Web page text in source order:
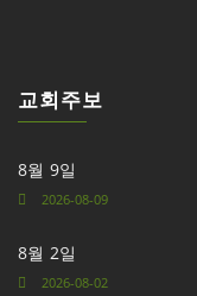
교회주보
8월 9일
2026-08-09
8월 2일
2026-08-02